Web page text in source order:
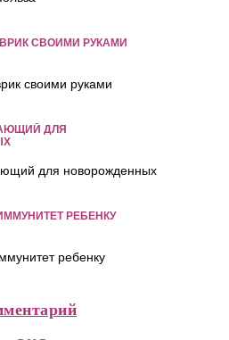
СВОИМИ РУКАМИ
ДЛЯ
РЕБЕНКУ